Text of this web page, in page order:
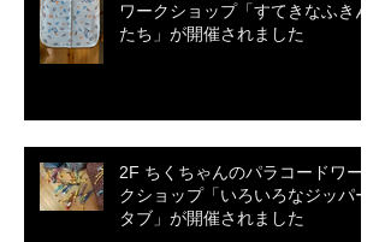
ワークショップ「すてきなふきん
たち」が開催されました
2F ちくちゃんのパラコードワー
クショップ「いろいろなジッパー
タブ」が開催されました